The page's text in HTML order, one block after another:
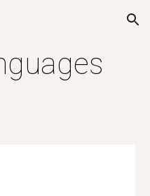
Skip to navigation